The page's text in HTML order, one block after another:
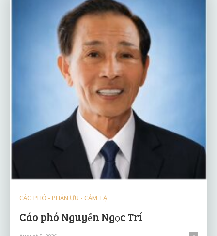
CÁO PHÓ - PHÂN ƯU - CẢM TẠ
Cáo phó Nguyễn Ngọc Trí